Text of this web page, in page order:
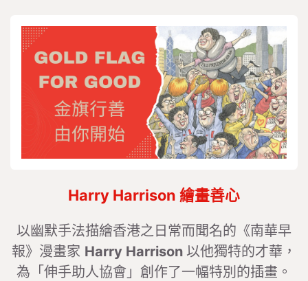
Harry Harrison 繪畫善心
以幽默手法描繪香港之日常而聞名的《南華早
報》漫畫家 Harry Harrison 以他獨特的才華，
為「伸手助人協會」創作了一幅特別的插畫。